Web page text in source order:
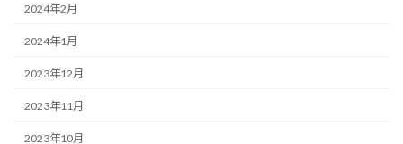
2024年2月
2024年1月
2023年12月
2023年11月
2023年10月